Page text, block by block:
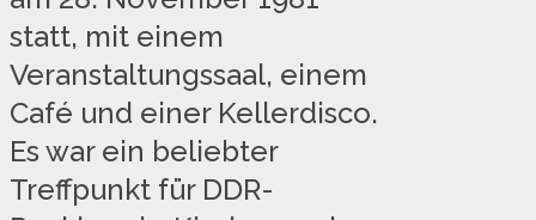
statt, mit einem
Veranstaltungssaal, einem
Café und einer Kellerdisco.
Es war ein beliebter
Treffpunkt für DDR-